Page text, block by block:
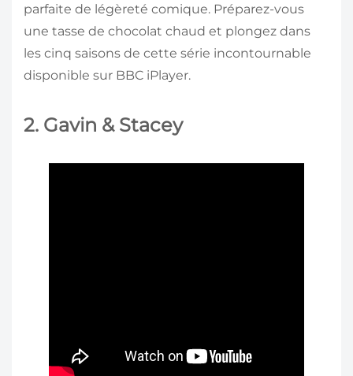
parfaite de légèreté comique. Préparez-vous
une tasse de chocolat chaud et plongez dans
les cinq saisons de cette série incontournable
disponible sur BBC iPlayer.
2. Gavin & Stacey